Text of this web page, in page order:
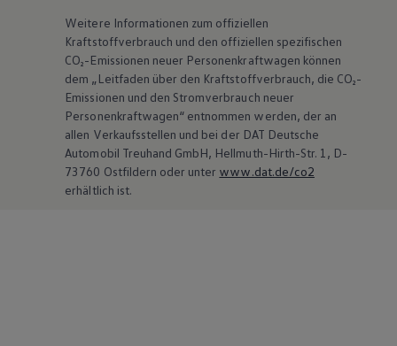
Weitere Informationen zum offiziellen
Kraftstoffverbrauch und den offiziellen spezifischen
CO₂-Emissionen neuer Personenkraftwagen können
dem „Leitfaden über den Kraftstoffverbrauch, die CO₂-
Emissionen und den Stromverbrauch neuer
Personenkraftwagen“ entnommen werden, der an
allen Verkaufsstellen und bei der DAT Deutsche
Automobil Treuhand GmbH, Hellmuth-Hirth-Str. 1, D-
73760 Ostfildern oder unter www.dat.de/co2
erhältlich ist.